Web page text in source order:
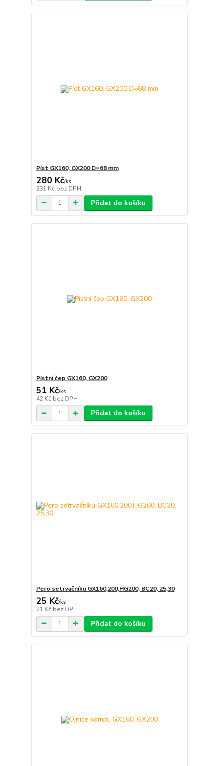
Píst GX160, GX200 D=68 mm
280 Kč/ks
231 Kč bez DPH
Přidat do košíku
Pístní čep GX160, GX200
51 Kč/ks
42 Kč bez DPH
Přidat do košíku
Pero setrvačníku GX160,200,HG200, BC20, 25,30
25 Kč/ks
21 Kč bez DPH
Přidat do košíku